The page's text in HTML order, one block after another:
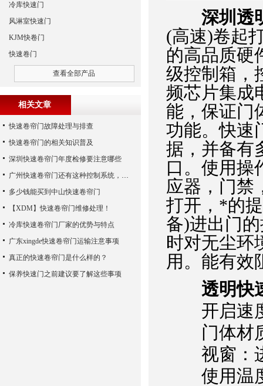
深圳透
(高速)卷起
的高品质硬
级控制箱，
频芯片集成
能，保证门
功能。快速
据，并备有
口。使用操
应器，门禁
打开，*的
备)进出门
时对无尘环
用。能有效
透明快
开启速度
门体材质
视窗：进
使用温
冷库快速门
风淋室快速门
KJM快卷门
快速卷门
查看全部产品
相关文章
快速卷帘门故障处理与排查
快速卷帘门的相关知识普及
深圳快速卷帘门年度检修要注意哪些
广州快速卷帘门还有这种控制系统，您知道吗？
多少钱能买到中山快速卷帘门
【XDM】快速卷帘门维修处理！
冷库快速卷帘门厂家的优势与特点
广东xingde快速卷帘门运输注意事项
真正的快速卷帘门是什么样的？
保养快速门之前建议要了解这些事项